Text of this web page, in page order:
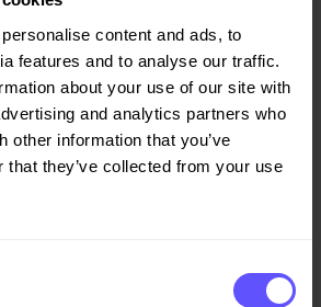
content and ads, to
features and to analyse our traffic.
about your use of our site with
and analytics partners who
other information that you’ve
that they’ve collected from your use
her.
kontakt:
Helge Dieset, tlf. 90 55 33 22,